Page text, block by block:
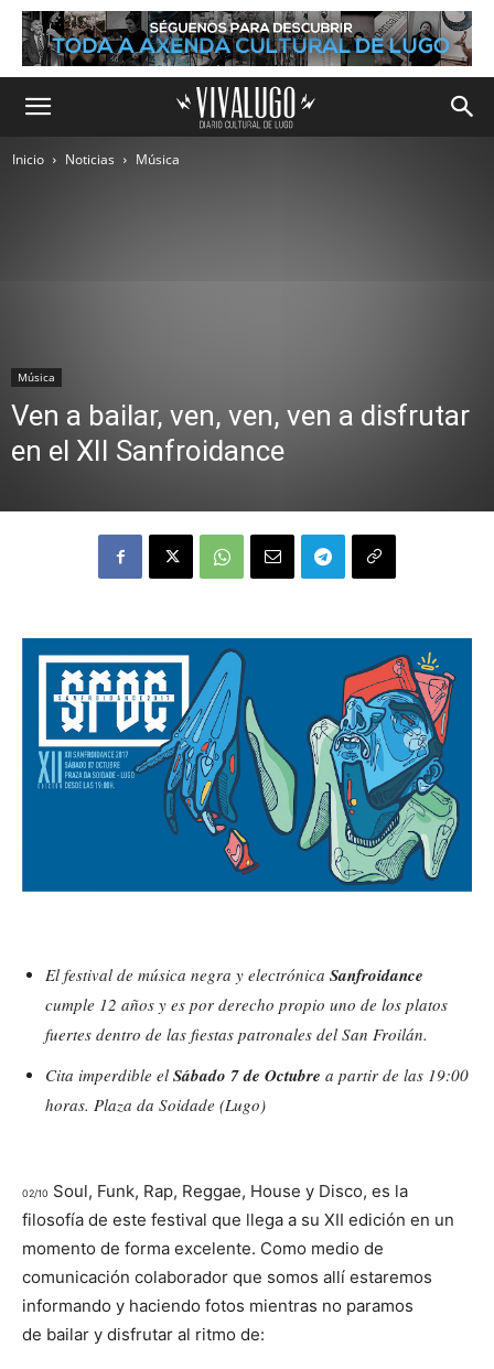
Inicio Noticias Música
Música
Ven a bailar, ven, ven, ven a disfrutar
en el XII Sanfroidance
El festival de música negra y electrónica Sanfroidance
cumple 12 años y es por derecho propio uno de los platos
fuertes dentro de las fiestas patronales del San Froilán.
Cita imperdible el Sábado 7 de Octubre a partir de las 19:00
horas. Plaza da Soidade (Lugo)
02/10 Soul, Funk, Rap, Reggae, House y Disco, es la
filosofía de este festival que llega a su XII edición en un
momento de forma excelente. Como medio de
comunicación colaborador que somos allí estaremos
informando y haciendo fotos mientras no paramos
de bailar y disfrutar al ritmo de: